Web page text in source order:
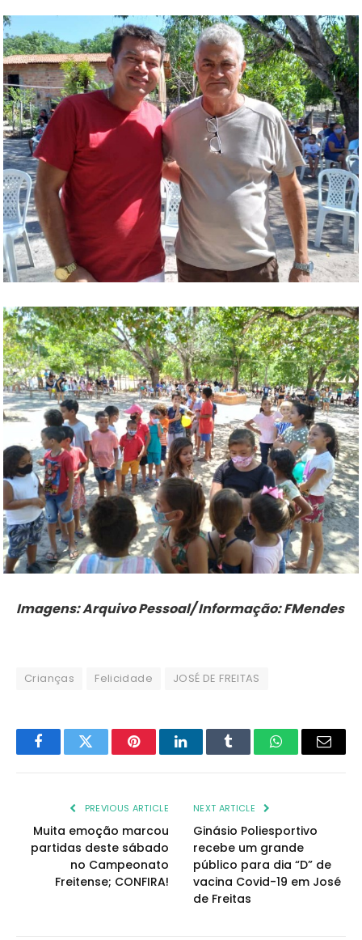
Imagens: Arquivo Pessoal/ Informação: FMendes
Crianças Felicidade JOSÉ DE FREITAS
FacebookTwitter PinterestLinkedInTumblr WhatsAppEmail
PREVIOUS ARTICLE
Muita emoção marcou
partidas deste sábado
no Campeonato
Freitense; CONFIRA!
NEXT ARTICLE
Ginásio Poliesportivo
recebe um grande
público para dia “D” de
vacina Covid-19 em José
de Freitas